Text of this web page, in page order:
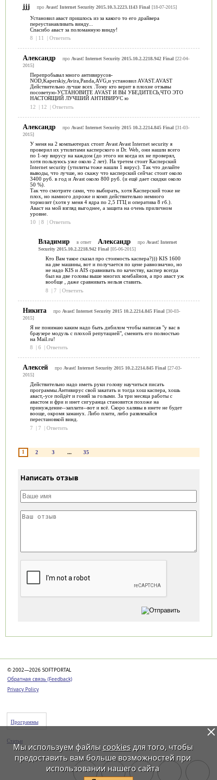
jjj про Avast! Internet Security 2015.10.3.2223.1143 Final [18-07-2015]
Установил аваст пришлось из за какого то его драйвера
переустанавливать винду...
Спасибо аваст за поломанную винду!
8
| 11 | Ответить
Александр про Avast! Internet Security 2015.10.2.2218.942 Final [22-04-
2015]
Перепробывал много антивирусов-
NOD,Kaperskiy,Avira,Panda,AVG,и установил AVAST.AVAST
Действительно лучше всех .Тому кто верит в плохие отзывы
посоветую-УСТАНОВИТЕ AVAST И ВЫ УБЕДИТЕСЬ,ЧТО ЭТО
НАСТОЯЩИЙ ЛУЧШИЙ АНТИВИРУС ю
12
| 12 | Ответить
Александр про Avast! Internet Security 2015 10.2.2214.845 Final [31-03-
2015]
У меня на 2 компьютерах стоит Avast Avast Internet security я
проверил их утилитами касперского и Dr. Web, они нашли всего
по 1-му вирусу на каждом (до этого ни когда их не проверял,
хотя пользуюсь уже около 2 лет). На третем стоит Касперский
Internet security (утилиты тоже нашли 1 вирус). Так что делайте
выводы, что лучше, но скажу что касперский сейчас стоит около
3400 руб. в год и Avast около 800 руб. (и ещё дает скидки около
50 %).
Так что смотрите сами, что выбирать, хотя Касперский тоже не
плох, но намного дороже и комп действительно немного
тормозит (хотя у меня 4 ядра по 2,5 ГГЦ и оператива 8 гб.).
Аваст на мой взгляд выгоднее, а защита на очень приличном
уровне.
10
| 8 | Ответить
Владимир в ответ Александр про Avast! Internet
Security 2015.10.2.2218.942 Final [05-06-2015]
Кто Вам такое сказал про стоимость каспера?))) KIS 1600
на две машины, вот и получается по цене равнозначно, но
не надо KIS и AIS сравнивать по качеству, каспер всегда
был на две головы выше многих комбайнов, а про аваст уж
вообще , даже сравнивать нельзя ставить.
8
| 7 | Ответить
Никита про Avast! Internet Security 2015 10.2.2214.845 Final [30-03-
2015]
Я не понимаю каким надо быть дибилом чтобы написав "у вас в
браузере модуль с плохой репутацией", сменить его полностью
на Mail.ru!
8
| 6 | Ответить
Алексей про Avast! Internet Security 2015 10.2.2214.845 Final [27-03-
2015]
Действительно надо иметь руки голову научиться писать
программы.Антивирус свой закатать и тогда хош каспера, хошь
аваст,-усе пойдёт и гоняй за голыми. За три месяца работы с
авастом и фри и инет сигуранца становится похоже на
принуждение--заплати--вот и всё. Скоро халявы в инете не будет
вооще, окромя заманух. Либо плати, либо развлекайся
перестановкой винд.
7
| 7 | Ответить
1 2 3 ... 35
Написать отзыв
© 2002—2026 SOFTPORTAL
Обратная связь (Feedback)
Privacy Policy
Программы
Статьи
Мы используем файлы cookiesдля того, чтобы
предоставить вам больше возможностей при
использовании нашего сайта